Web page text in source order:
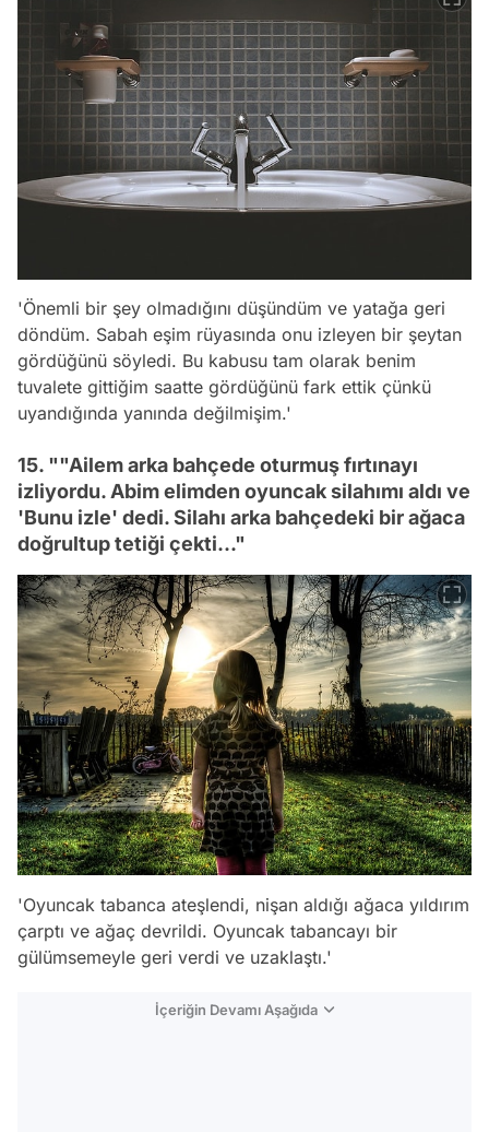
'Önemli bir şey olmadığını düşündüm ve yatağa geri
döndüm. Sabah eşim rüyasında onu izleyen bir şeytan
gördüğünü söyledi. Bu kabusu tam olarak benim
tuvalete gittiğim saatte gördüğünü fark ettik çünkü
uyandığında yanında değilmişim.'
15. ""Ailem arka bahçede oturmuş fırtınayı
izliyordu. Abim elimden oyuncak silahımı aldı ve
'Bunu izle' dedi. Silahı arka bahçedeki bir ağaca
doğrultup tetiği çekti..."
'Oyuncak tabanca ateşlendi, nişan aldığı ağaca yıldırım
çarptı ve ağaç devrildi. Oyuncak tabancayı bir
gülümsemeyle geri verdi ve uzaklaştı.'
İçeriğin Devamı Aşağıda